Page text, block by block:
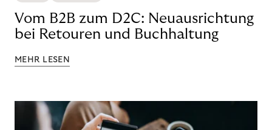
Vom B2B zum D2C: Neuausrichtung
bei Retouren und Buchhaltung
MEHR LESEN